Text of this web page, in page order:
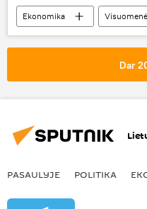
Ekonomika
Visuomenė
struktūrinės reformos
Dar
PASAULYJE POLITIKA